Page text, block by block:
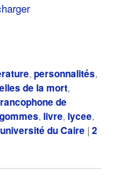
,personnalités,
de la mort,
de
,livre,lycee,
université du Caire |2